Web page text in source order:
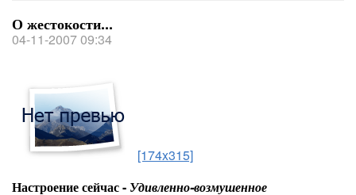
О жестокости...
04-11-2007 09:34
[174x315]
Настроение сейчас - Удивленно-возмушенное